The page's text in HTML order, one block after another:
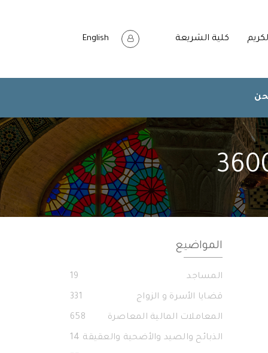
كلية الشريعة English
المواضيع
المساجد 19
قضايا الأسرة و الزواج 331
المعاملات المالية المعاصرة 658
الذبائح والصيد والأضحية والعقيقة 14